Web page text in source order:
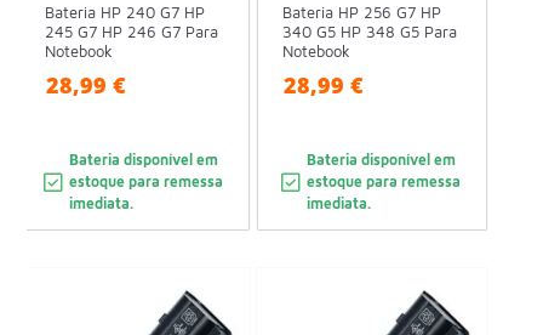
Bateria HP 240 G7 HP
245 G7 HP 246 G7 Para
Notebook
28,99 €
Bateria disponível em
estoque para remessa
imediata.
Bateria HP 256 G7 HP
340 G5 HP 348 G5 Para
Notebook
28,99 €
Bateria disponível em
estoque para remessa
imediata.